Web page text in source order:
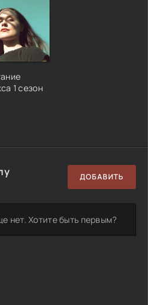
1 сезон
ДОБАВИТЬ
нет. Хотите быть первым?